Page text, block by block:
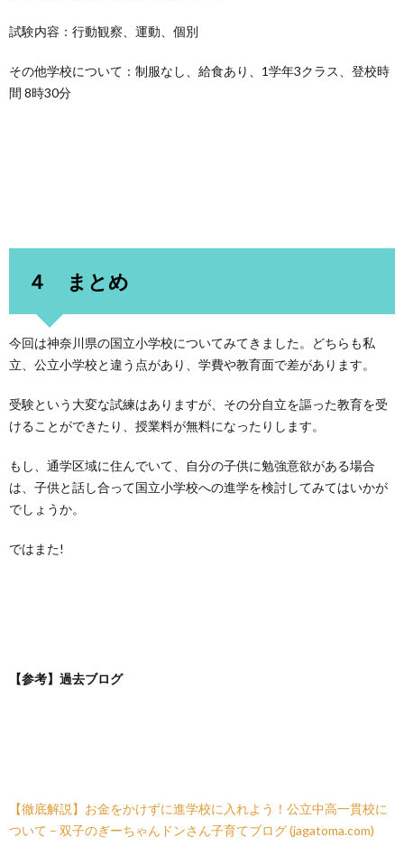
試験内容：行動観察、運動、個別
その他学校について：制服なし、給食あり、1学年3クラス、登校時
間 8時30分
４ まとめ
今回は神奈川県の国立小学校についてみてきました。どちらも私
立、公立小学校と違う点があり、学費や教育面で差があります。
受験という大変な試練はありますが、その分自立を謳った教育を受
けることができたり、授業料が無料になったりします。
もし、通学区域に住んでいて、自分の子供に勉強意欲がある場合
は、子供と話し合って国立小学校への進学を検討してみてはいかが
でしょうか。
ではまた!
【参考】過去ブログ
【徹底解説】お金をかけずに進学校に入れよう！公立中高一貫校に
ついて – 双子のぎーちゃんドンさん子育てブログ (jagatoma.com)